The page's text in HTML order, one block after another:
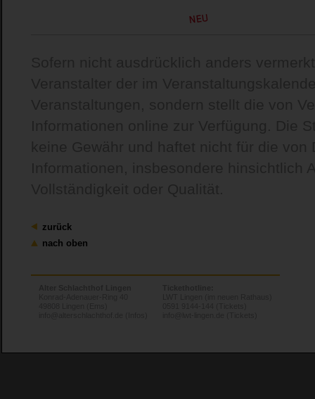
zurück
nach oben